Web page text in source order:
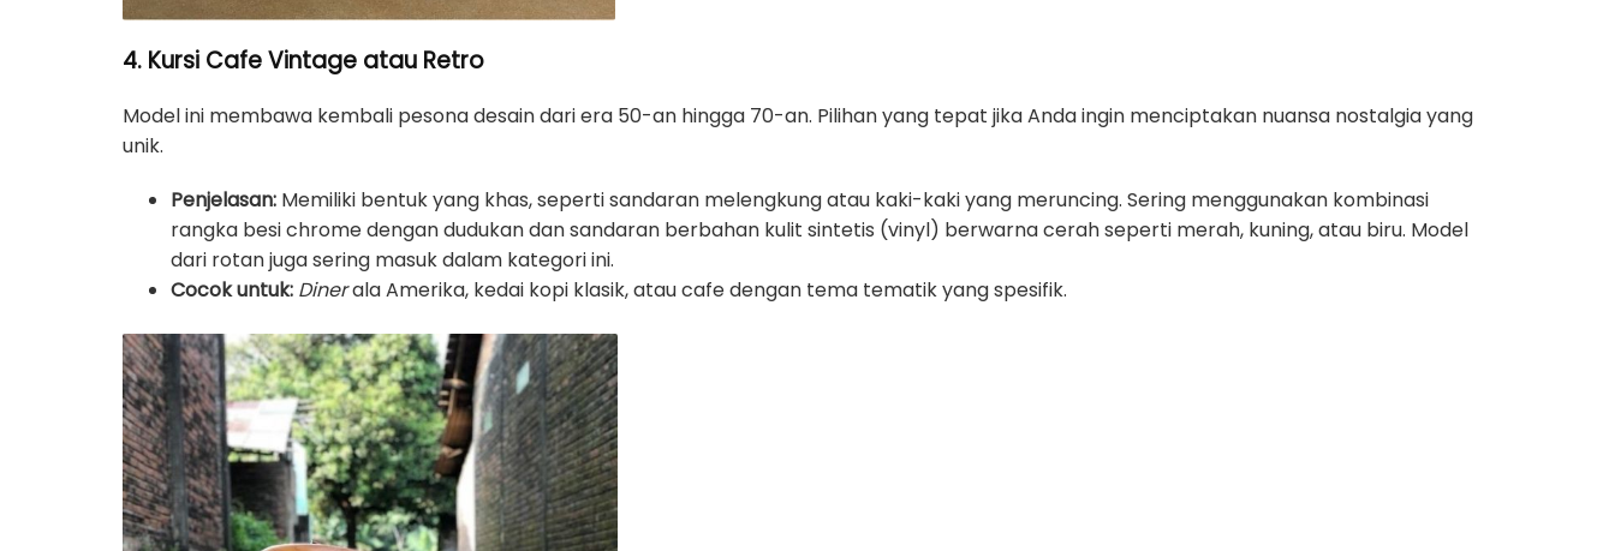
4. Kursi Cafe Vintage atau Retro
Model ini membawa kembali pesona desain dari era 50-an hingga 70-an. Pilihan yang tepat jika Anda ingin menciptakan nuansa nostalgia yang
unik.
Penjelasan: Memiliki bentuk yang khas, seperti sandaran melengkung atau kaki-kaki yang meruncing. Sering menggunakan kombinasi
rangka besi chrome dengan dudukan dan sandaran berbahan kulit sintetis (vinyl) berwarna cerah seperti merah, kuning, atau biru. Model
dari rotan juga sering masuk dalam kategori ini.
Cocok untuk: Dinerala Amerika, kedai kopi klasik, atau cafe dengan tema tematik yang spesifik.